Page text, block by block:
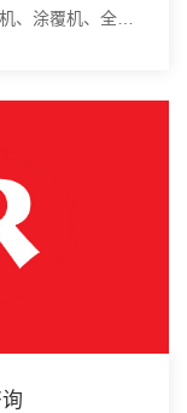
、涂覆机、全自